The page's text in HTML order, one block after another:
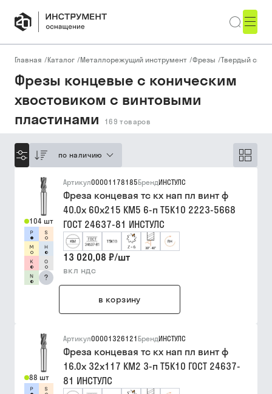
Главная /Каталог /Металлорежущий инструмент /Фрезы /Твердый
Фрезы концевые с коническим
хвостовиком с винтовыми
пластинами
169 товаров
по наличию
104 шт
?
Артикул00001178185БрендИНСТУЛС
Фреза концевая тс кх нап пл винт ф
40.0х 60х215 КМ5 6-п Т5К10 2223-5668
ГОСТ 24637-81 ИНСТУЛС
13 020,08 ₽/шт
вкл ндс
в корзину
88 шт
Артикул00001326121 БрендИНСТУЛС
Фреза концевая тс кх нап пл винт ф
16.0х 32х117 КМ2 3-п Т5К10 ГОСТ 24637-
81 ИНСТУЛС